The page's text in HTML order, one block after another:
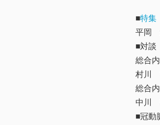
■特集
平岡
■対談
総合
村川
総合
中川
■冠動